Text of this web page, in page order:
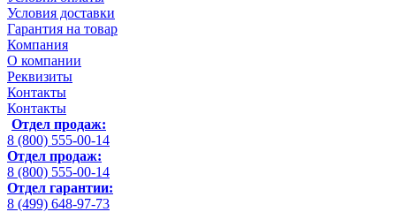
Условия доставки
Гарантия на товар
Компания
О компании
Реквизиты
Контакты
Контакты
Отдел продаж:
8 (800) 555-00-14
Отдел продаж:
8 (800) 555-00-14
Отдел гарантии:
8 (499) 648-97-73